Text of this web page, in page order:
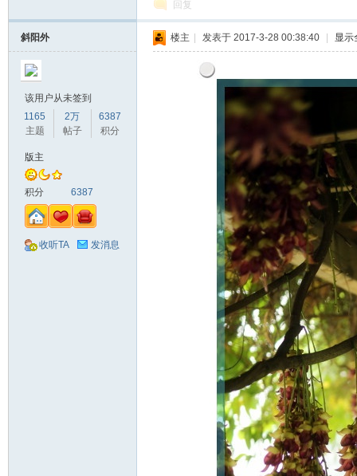
回复
斜阳外
该用户从未签到
1165
主题
2万
帖子
6387
积分
版主
积分 6387
收听TA 发消息
楼主 发表于 2017-3-28 00:38:40 显示